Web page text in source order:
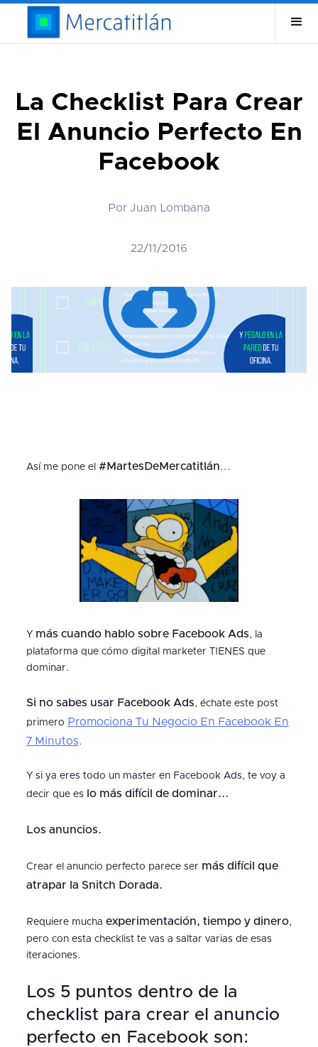
La Checklist Para Crear
El Anuncio Perfecto En
Facebook
Por Juan Lombana
22/11/2016
Así me pone el #MartesDeMercatitlán...
Y más cuando hablo sobre Facebook Ads, la
plataforma que cómo digital marketer TIENES que
dominar.
Si no sabes usar Facebook Ads, échate este post
primero Promociona Tu Negocio En Facebook En
7 Minutos.
Y si ya eres todo un master en Facebook Ads, te voy a
decir que es
lo más difícil de dominar...
Los anuncios.
Crear el anuncio perfecto parece ser más difícil que
atrapar la Snitch Dorada.
Requiere mucha experimentación, tiempo y dinero,
pero con esta checklist te vas a saltar varias de esas
iteraciones.
Los 5 puntos dentro de la
checklist para crear el anuncio
perfecto en Facebook son: